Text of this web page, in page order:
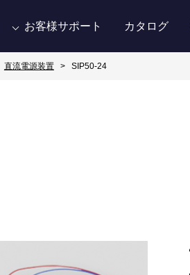
お客様サポート カタログ
直流電源装置 SIP50-24